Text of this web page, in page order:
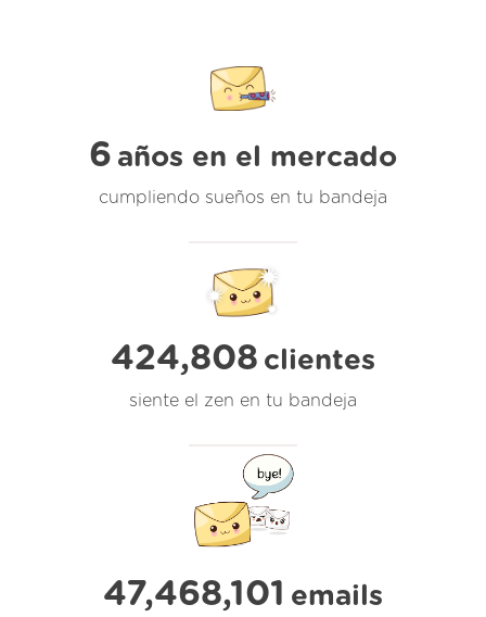
6 años en el mercado
cumpliendo sueños en tu bandeja
424,808 clientes
siente el zen en tu bandeja
47,468,102 emails